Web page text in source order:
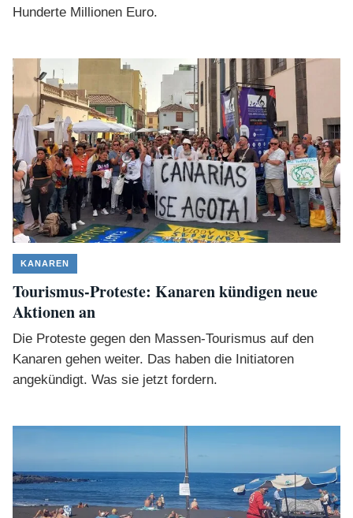
Hunderte Millionen Euro.
KANAREN
Tourismus-Proteste: Kanaren kündigen neue
Aktionen an
Die Proteste gegen den Massen-Tourismus auf den
Kanaren gehen weiter. Das haben die Initiatoren
angekündigt. Was sie jetzt fordern.